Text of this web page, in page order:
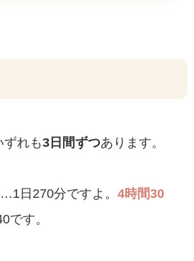
れも3日間ずつあります。
日270分ですよ。 4時間30
です。